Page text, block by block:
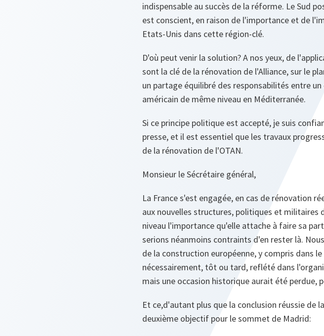
indispensable au succès de la réforme. Le Sud
est conscient, en raison de l'importance et de
Etats-Unis dans cette région-clé.
D'où peut venir la solution? A nos yeux, de
sont la clé de la rénovation de l'Alliance, sur le
un partage équilibré des responsabilités entre
américain de même niveau en Méditerranée.
Si ce principe politique est accepté, je suis
presse, et il est essentiel que les travaux
de la rénovation de l'OTAN.
Monsieur le Sécrétaire général,
La France s'est engagée, en cas de rénovation
aux nouvelles structures, politiques et militaires
niveau l'importance qu'elle attache à faire sa
serions néanmoins contraints d'en rester là.
de la construction européenne, y compris dans
nécessairement, tôt ou tard, reflété dans
mais une occasion historique aurait été
Et ce,d'autant plus que la conclusion réussie
deuxième objectif pour le sommet de Madrid: